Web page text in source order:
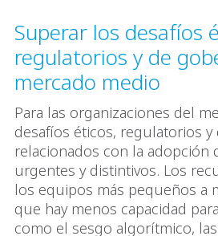
Superar los desafíos
regulatorios y de
mercado medio
Para las organizaciones del
desafíos éticos, regulatorios y
relacionados con la adopción
urgentes y distintivos. Los
los equipos más pequeños a
que hay menos capacidad
como el sesgo algorítmico,